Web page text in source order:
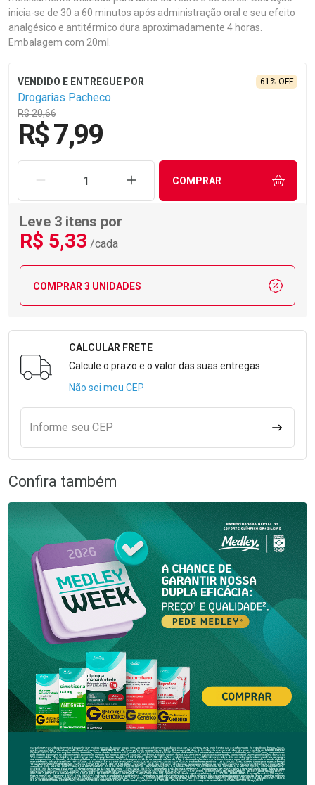
inicia-se de 30 a 60 minutos após administração oral e seu efeito
analgésico e antitérmico dura aproximadamente 4 horas.
Embalagem com 20ml.
Drogarias Pacheco
R$ 20,66
61% OFF
R$ 7,99
REMOVER UMA UNIDADEAUMENTAR UMA UNIDADE
COMPRAR
Leve 3 itens por
R$ 5,33 /cada
COMPRAR 3 UNIDADES
Formulário para Calcular o Frete
CALCULAR FRETE
Calcule o prazo e o valor das suas entregas
Não sei meu CEP
Informe seu CEP
Confira também